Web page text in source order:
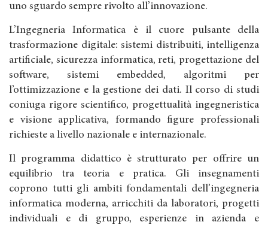
uno sguardo sempre rivolto all’innovazione.
L’Ingegneria Informatica è il cuore pulsante della
trasformazione digitale: sistemi distribuiti, intelligenza
artificiale, sicurezza informatica, reti, progettazione del
software, sistemi embedded, algoritmi per
l’ottimizzazione e la gestione dei dati. Il corso di studi
coniuga rigore scientifico, progettualità ingegneristica
e visione applicativa, formando figure professionali
richieste a livello nazionale e internazionale.
Il programma didattico è strutturato per offrire un
equilibrio tra teoria e pratica. Gli insegnamenti
coprono tutti gli ambiti fondamentali dell’ingegneria
informatica moderna, arricchiti da laboratori, progetti
individuali e di gruppo, esperienze in azienda e